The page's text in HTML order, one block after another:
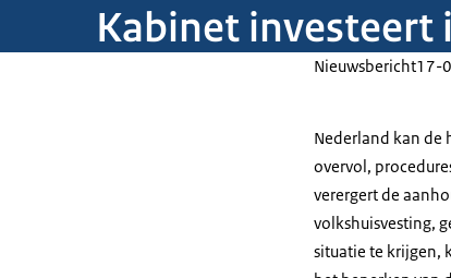
Kabinet investeert
Nieuwsbericht17-
Nederland kan de
overvol,
verergert de
volkshuisvesting,
situatie te krijgen,